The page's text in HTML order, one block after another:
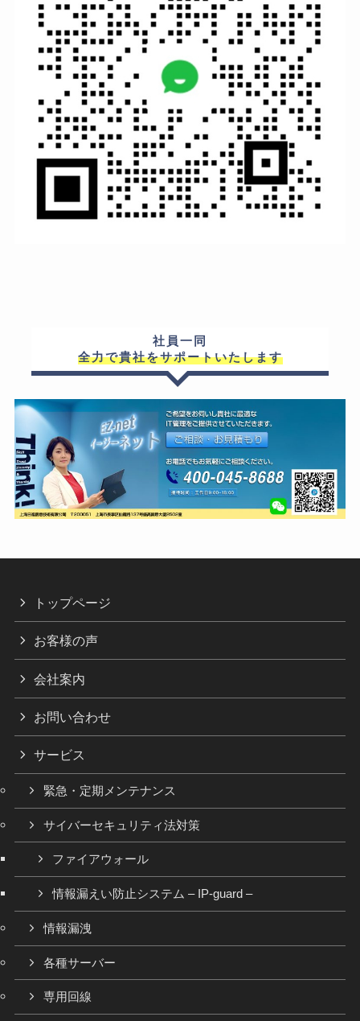
社員一同
全力で貴社をサポートいたします
トップページ
お客様の声
会社案内
お問い合わせ
サービス
緊急・定期メンテナンス
サイバーセキュリティ法対策
ファイアウォール
情報漏えい防止システム – IP-guard –
情報漏洩
各種サーバー
専用回線